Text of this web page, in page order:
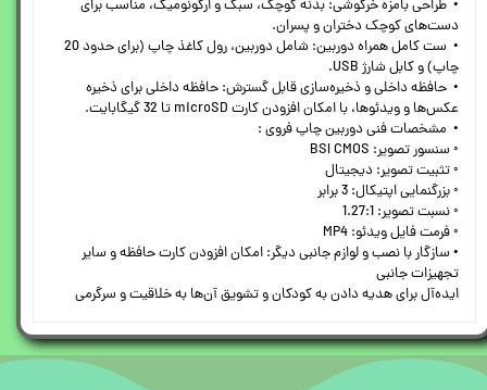
• طراحی بامزه خرگوشی: بدنه کوچک، سبک و ارگونومیک، مناسب برای
دست‌های کوچک دختران و پسران.
• ست کامل همراه دوربین: شامل دوربین، رول کاغذ چاپ (برای حدود 20
چاپ) و کابل شارژ USB.
• حافظه داخلی و ذخیره‌سازی قابل گسترش: حافظه داخلی برای ذخیره
عکس‌ها و ویدئوها، با امکان افزودن کارت microSD تا 32 گیگابایت.
• مشخصات فنی دوربین چاپ فروی :
◦ سنسور تصویر: BSI CMOS
◦ تثبیت تصویر: دیجیتال
◦ بزرگنمایی اپتیکال: 3 برابر
◦ نسبت تصویر: 1.27:1
◦ فرمت فایل ویدئو: MP4
• سازگار با نصب و لوازم جانبی دیگر: امکان افزودن کارت حافظه و سایر
تجهیزات جانبی
ایده‌آل برای هدیه دادن به کودکان و تشویق آن‌ها به خلاقیت و سرگرمی